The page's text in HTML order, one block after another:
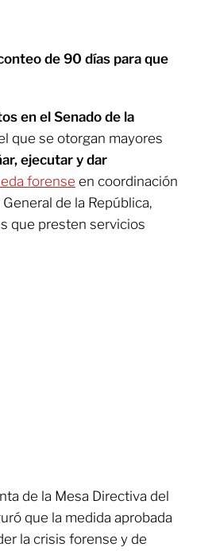
de 90 días para que
en el Senado de la
que se otorgan mayores
ejecutar y dar
forense en coordinación
de la República,
que presten servicios
de la Mesa Directiva del
que la medida aprobada
la crisis forense y de